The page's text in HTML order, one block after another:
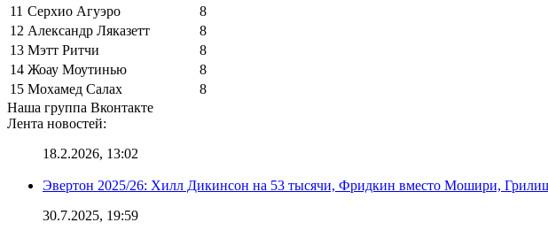
11 Серхио Агуэро
8
12 Александр Ляказетт
8
13 Мэтт Ритчи
8
14 Жоау Моутинью
8
15 Мохамед Салах
8
Наша группа Вконтакте
Лента новостей:
18.2.2026, 13:02
Эвертон 2025/26: Хилл Дикинсон на 53 тысячи, Фридкин вместо Мошири,
30.7.2025, 19:59